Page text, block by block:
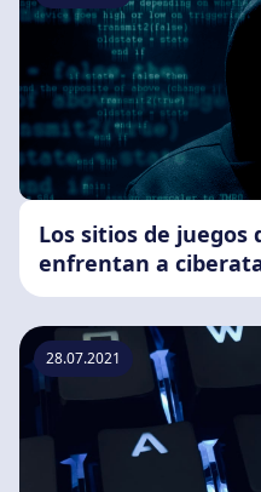
Los sitios de juegos
enfrentan a
28.07.2021